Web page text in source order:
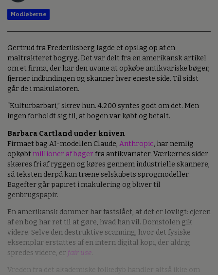
Modløberne
Gertrud fra Frederiksberg lagde et opslag op af en
maltrakteret bogryg. Det var delt fra en amerikansk artikel
om et firma, der har den uvane at opkøbe antikvariske bøger,
fjerner indbindingen og skanner hver eneste side. Til sidst
går de i makulatoren.
“Kulturbarbari,” skrev hun. 4.200 syntes godt om det. Men
ingen forholdt sig til, at bogen var købt og betalt.
Barbara Cartland under kniven
Firmaet bag AI-modellen Claude, Anthropic, har nemlig
opkøbt millioner af bøgerfra antikvariater. Værkernes sider
skæres fri af ryggen og køres gennem industrielle skannere,
så teksten derpå kan træne selskabets sprogmodeller.
Bagefter går papiret i makulering og bliver til
genbrugspapir.
En amerikansk dommer har fastslået, at det er lovligt: ejeren
af en bog har ret til at gøre, hvad han vil. Domstolen gik
videre. Selve den destruktive scanning, hvor det fysiske
eksemplar erstattes af en intern digital kopi, der aldrig
spredes videre, er fair use.
Vreden fra det akademiske folkedyb handler altså ikke om